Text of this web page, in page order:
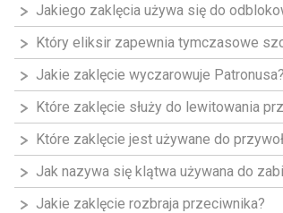
Jakiego zaklęcia używa się do
Który eliksir zapewnia tymczasowe
Jakie zaklęcie wyczarowuje Patronusa?
Które zaklęcie służy do lewitowania
Które zaklęcie jest używane do
Jak nazywa się klątwa używana do
Jakie zaklęcie rozbraja przeciwnika?